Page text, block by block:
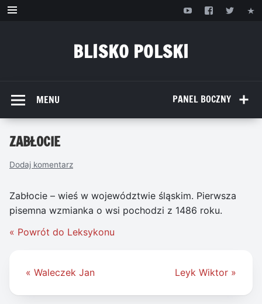
Przejdź
BLISKO POLSKI
PANEL BOCZNY
MENU
ZABŁOCIE
Dodaj komentarz
Zabłocie – wieś w województwie śląskim. Pierwsza
pisemna wzmianka o wsi pochodzi z 1486 roku.
« Powrót do Leksykonu
Nawigacja
« Waleczek Jan Leyk Wiktor »